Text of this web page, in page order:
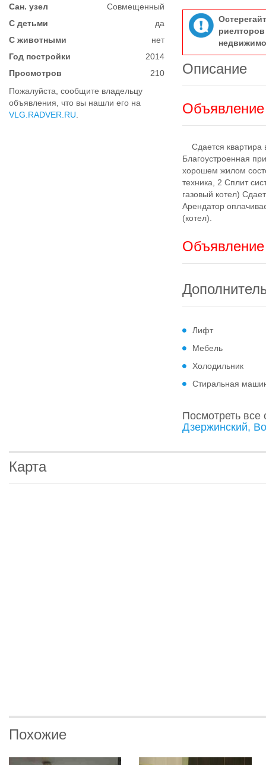
Сан. узел
Совмещенный
С детьми
да
С животными
нет
Год постройки
2014
Просмотров
210
Пожалуйста, сообщите владельцу
объявления, что вы нашли его на
VLG.RADVER.RU
Описание
Объявление
Сдается квартира
Благоустроенная
хорошем жилом
техника, 2 Сплит
газовый котел)
Арендатор
(котел).
Объявление
Лифт
Мебель
Холодильник
Стиральная
Посмотреть
Дзержинский,
Карта
Похожие